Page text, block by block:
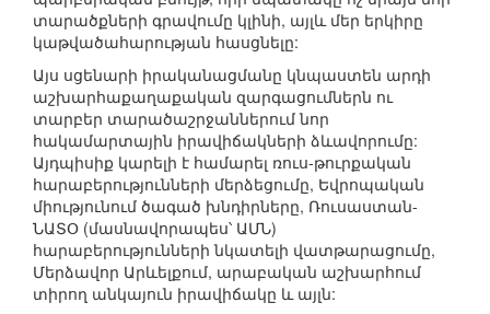
տարածքների գրավումը կլինի, այլև մեր երկիրը
կաթվածահարության հասցնելը:
Այս սցենարի իրականացմանը կնպաստեն արդի
աշխարհաքաղաքական զարգացումներն ու
տարբեր տարածաշրջաններում նոր
հակամարտային իրավիճակների ձևավորումը:
Այդպիսիք կարելի է համարել ռուս-թուրքական
հարաբերությունների մերձեցումը, Եվրոպական
միությունում ծագած խնդիրները, Ռուսաստան-
ՆԱՏՕ (մասնավորապես՝ ԱՄՆ)
հարաբերությունների նկատելի վատթարացումը,
Մերձավոր Արևելքում, արաբական աշխարհում
տիրող անկայուն իրավիճակը և այլն: